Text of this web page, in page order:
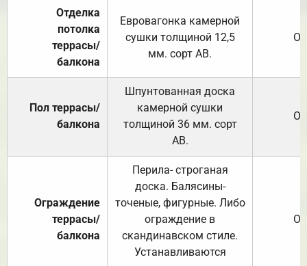
Отделка
потолка
террасы/
балкона
Евровагонка камерной
сушки толщиной 12,5
мм. сорт АВ.
Пол террасы/
балкона
Шпунтованная доска
камерной сушки
толщиной 36 мм. сорт
АВ.
Ограждение
террасы/
балкона
Перила- строганая
доска. Балясины-
точеные, фигурные. Либо
ограждение в
скандинавском стиле.
Устанавливаются